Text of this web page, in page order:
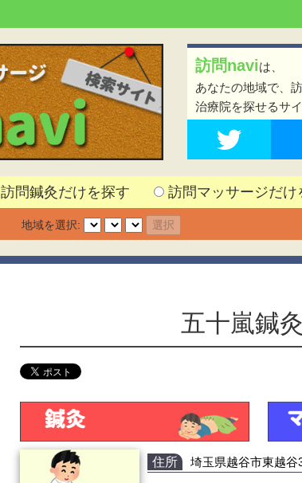
訪問naviは、
あなたの地域で、
治療院を探せるサ
訪問鍼灸だけを探す 訪問マッサージだけ
地域を選択:
五十嵐鍼
住所 埼玉県越谷市東越谷